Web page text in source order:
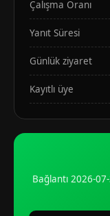
Çalışma Oranı
Yanıt Süresi
Günlük ziyaret
Kayıtlı üye
Bağlantı 2026-